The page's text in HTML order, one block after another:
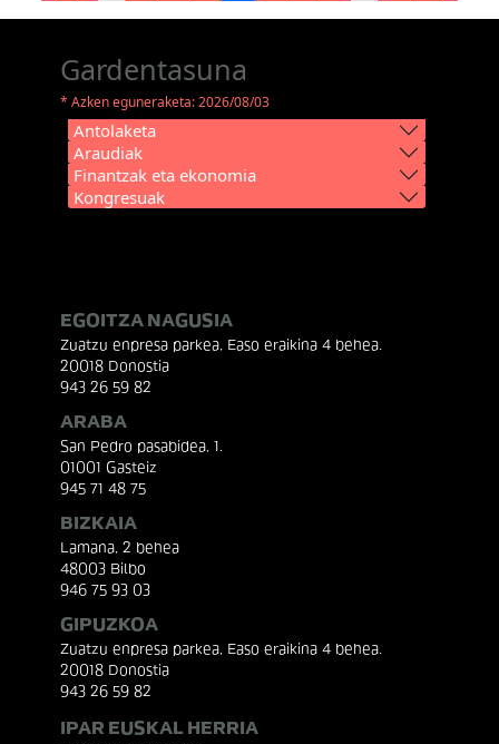
Gardentasuna
* Azken eguneraketa: 2026/08/03
Antolaketa
Araudiak
Finantzak eta ekonomia
Kongresuak
EGOITZA NAGUSIA
Zuatzu enpresa parkea, Easo eraikina 4 behea.
20018 Donostia
943 26 59 82
ARABA
San Pedro pasabidea, 1.
01001 Gasteiz
945 71 48 75
BIZKAIA
Lamana, 2 behea
48003 Bilbo
946 75 93 03
GIPUZKOA
Zuatzu enpresa parkea, Easo eraikina 4 behea.
20018 Donostia
943 26 59 82
IPAR EUSKAL HERRIA